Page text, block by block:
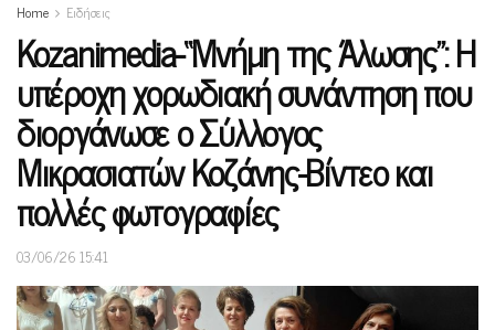
Home Ειδήσεις
Kozanimedia-“Mνήμη της Άλωσης”: Η
υπέροχη χορωδιακή συνάντηση που
διοργάνωσε ο Σύλλογος
Μικρασιατών Κοζάνης-Βίντεο και
πολλές φωτογραφίες
03/06/26 15:41